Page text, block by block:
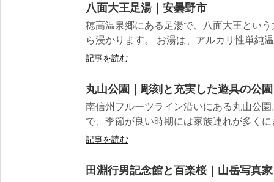
八面大王足湯｜安曇野市
穂高温泉郷にある足湯で、八面大王とい
ら浸かります。 お湯は、アルカリ性単純
記事を読む
丸山公園｜彫刻と充実した遊具の公
南信州フルーツライン沿いにある丸山公
で、季節が良い時期には家族連れが多く
記事を読む
田淵行男記念館と百楽桜｜山岳写真